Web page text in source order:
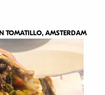
TOMATILLO, AMSTERDAM